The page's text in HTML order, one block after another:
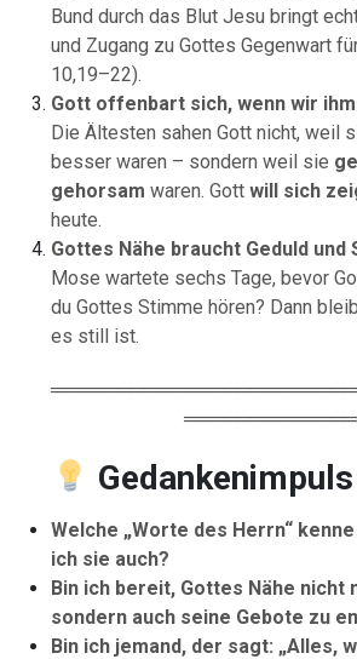
Bund durch das Blut Jesu bringt
und Zugang zu Gottes Gegenwart
10,19–22).
Gott offenbart sich, wenn wir
Die Ältesten sahen Gott nicht, weil
besser waren – sondern weil sie
gehorsam waren. Gottwill sich
heute.
Gottes Nähe braucht Geduld und
Mose wartete sechs Tage, bevor
du Gottes Stimme hören? Dann
es still ist.
═════════════
Gedankenimpuls
Welche „Worte des Herrn“
ich sie auch?
Bin ich bereit, Gottes Nähe nicht
sondern auch seine Gebote zu
Bin ich jemand, der sagt: „Alles,